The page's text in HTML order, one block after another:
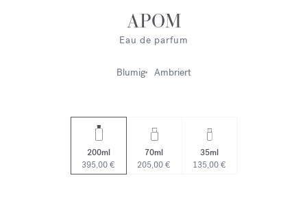
APOM
Eau de parfum
Blumig Ambriert
200ml
395,00 €
70ml
205,00 €
35ml
135,00 €